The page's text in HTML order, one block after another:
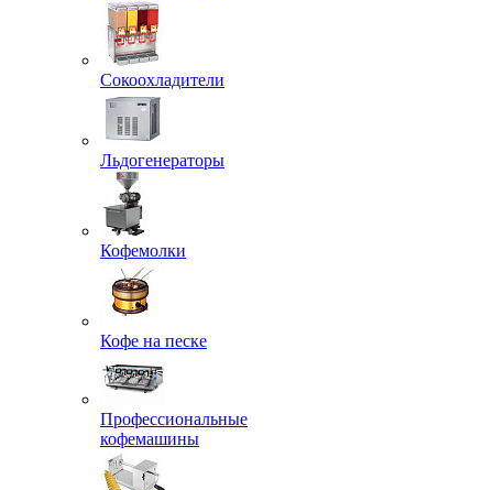
Сокоохладители
Льдогенераторы
Кофемолки
Кофе на песке
Профессиональные
кофемашины